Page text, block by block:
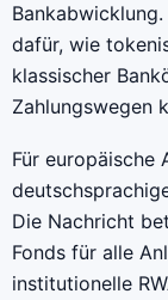
dafür, wie
klassischer
Zahlungswegen
Für europäische
Die Nachricht
Fonds für alle
institutionelle